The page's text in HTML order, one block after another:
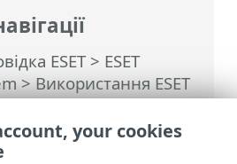
ESET> ESET
>Використання ESET
>ESET PROTECT On-
>Комп’ютери>
комп’ютера
your cookies